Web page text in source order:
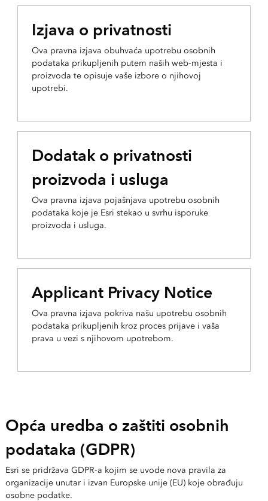
Izjava o privatnosti
Ova pravna izjava obuhvaća upotrebu osobnih
podataka prikupljenih putem naših web-mjesta i
proizvoda te opisuje vaše izbore o njihovoj
upotrebi.
Dodatak o privatnosti
proizvoda i usluga
Ova pravna izjava pojašnjava upotrebu osobnih
podataka koje je Esri stekao u svrhu isporuke
proizvoda i usluga.
Applicant Privacy Notice
Ova pravna izjava pokriva našu upotrebu osobnih
podataka prikupljenih kroz proces prijave i vaša
prava u vezi s njihovom upotrebom.
Opća uredba o zaštiti osobnih
podataka (GDPR)
Esri se pridržava GDPR-a kojim se uvode nova pravila za
organizacije unutar i izvan Europske unije (EU) koje obrađuju
osobne podatke.